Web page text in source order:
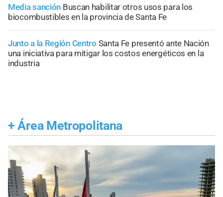
Media sanción Buscan habilitar otros usos para los
biocombustibles en la provincia de Santa Fe
Junto a la Región Centro Santa Fe presentó ante Nación
una iniciativa para mitigar los costos energéticos en la
industria
+ Área Metropolitana